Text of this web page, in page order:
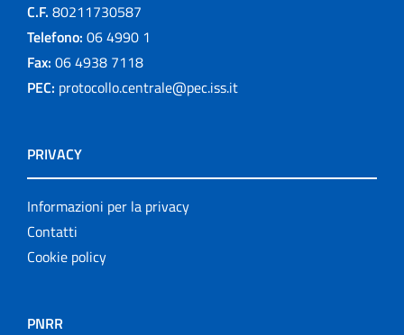
C.F. 80211730587
Telefono: 06 4990 1
Fax: 06 4938 7118
PEC: protocollo.centrale@pec.iss.it
PRIVACY
Informazioni per la privacy
Contatti
Cookie policy
PNRR